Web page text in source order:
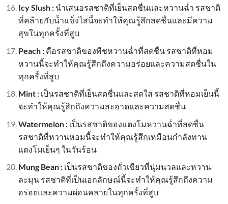
Icy Slush : นำเสนอรสชาติที่เย็นสดชื่นและหวานฉ่ำ รสชาติ
ที่คล้ายกับน้ำแข็งไสนี้จะทำให้คุณรู้สึกสดชื่นและมีความ
สุขในทุกครั้งที่สูบ
Peach : คือรสชาติของพีชหวานฉ่ำที่สดชื่น รสชาติที่หอม
หวานนี้จะทำให้คุณรู้สึกถึงความอร่อยและความสดชื่นใน
ทุกครั้งที่สูบ
Mint : เป็นรสชาติที่เย็นสดชื่นและสดใส รสชาติที่หอมเย็นนี้
จะทำให้คุณรู้สึกถึงความสะอาดและความสดชื่น
Watermelon : เป็นรสชาติของแตงโมหวานฉ่ำที่สดชื่น
รสชาติที่หวานหอมนี้จะทำให้คุณรู้สึกเหมือนกำลังทาน
แตงโมเย็นๆ ในวันร้อน
Mung Bean : เป็นรสชาติของถั่วเขียวที่นุ่มนวลและหวาน
ละมุน รสชาติที่เป็นเอกลักษณ์นี้จะทำให้คุณรู้สึกถึงความ
อร่อยและความผ่อนคลายในทุกครั้งที่สูบ